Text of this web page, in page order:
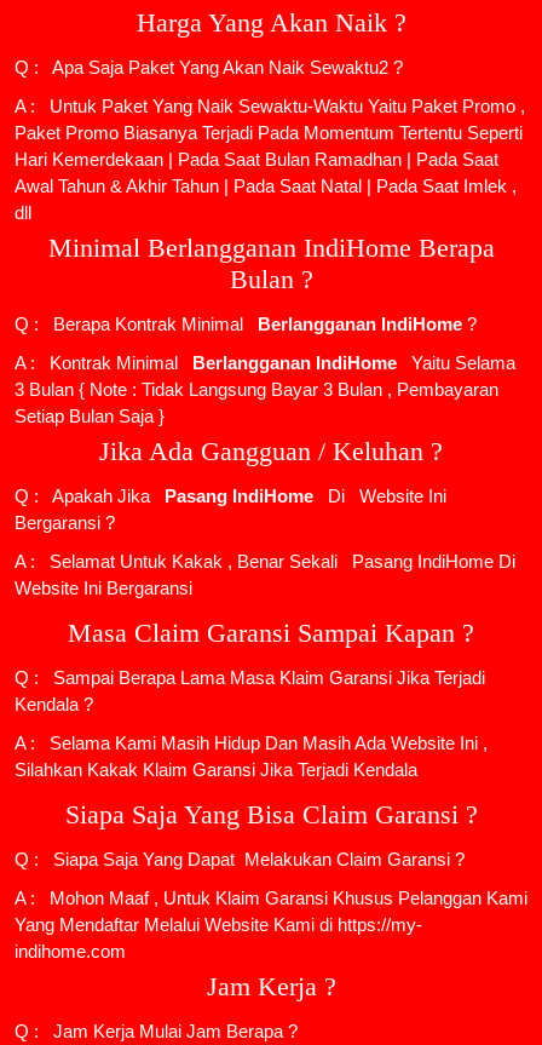
Harga Yang Akan Naik ?
Q : Apa Saja Paket Yang Akan Naik Sewaktu2 ?
A : Untuk Paket Yang Naik Sewaktu-Waktu Yaitu Paket Promo ,
Paket Promo Biasanya Terjadi Pada Momentum Tertentu Seperti
Hari Kemerdekaan | Pada Saat Bulan Ramadhan | Pada Saat
Awal Tahun & Akhir Tahun | Pada Saat Natal | Pada Saat Imlek ,
dll
Minimal Berlangganan IndiHome Berapa
Bulan ?
Q : Berapa Kontrak Minimal Berlangganan IndiHome ?
A : Kontrak Minimal
Berlangganan IndiHome
Yaitu Selama
3 Bulan { Note : Tidak Langsung Bayar 3 Bulan , Pembayaran
Setiap Bulan Saja }
Jika Ada Gangguan / Keluhan ?
Q : Apakah Jika Pasang IndiHome Di
Website Ini
Bergaransi ?
A : Selamat Untuk Kakak , Benar Sekali
Pasang IndiHome Di
Website Ini Bergaransi
Masa Claim Garansi Sampai Kapan ?
Q : Sampai Berapa Lama Masa Klaim Garansi Jika Terjadi
Kendala ?
A : Selama Kami Masih Hidup Dan Masih Ada Website Ini ,
Silahkan Kakak Klaim Garansi Jika Terjadi Kendala
Siapa Saja Yang Bisa Claim Garansi ?
Q : Siapa Saja Yang Dapat Melakukan Claim Garansi ?
A : Mohon Maaf , Untuk Klaim Garansi Khusus Pelanggan Kami
Yang Mendaftar Melalui Website Kami di https://my-
indihome.com
Jam Kerja ?
Q : Jam Kerja Mulai Jam Berapa ?